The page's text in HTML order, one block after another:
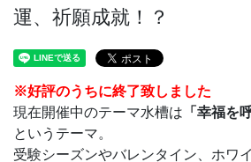
運、祈願成就！？
※好評のうちに終了致しました
現在開催中のテーマ水槽は 「幸福を
というテーマ。
受験シーズンやバレンタイン、ホワ